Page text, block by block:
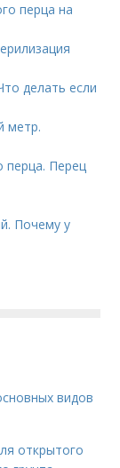
перца на
делать если
метр.
перца. Перец
Почему у
видов
открытого